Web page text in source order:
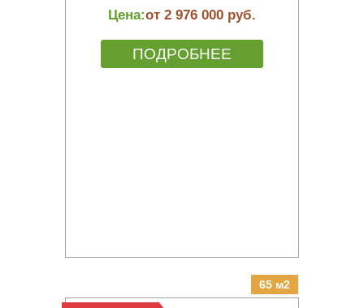
Цена:от 2 976 000 руб.
ПОДРОБНЕЕ
65 м2